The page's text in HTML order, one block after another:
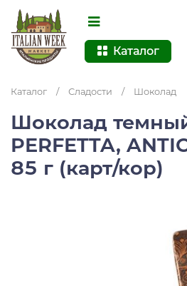
Каталог
Каталог / Сладости / Шоколад
Шоколад
PERFETTA,
85 г (карт/кор)